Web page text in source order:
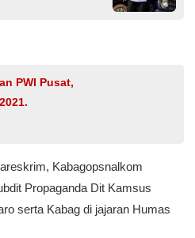
PWI Pusat,
Kabagopsnalkom
Propaganda Dit Kamsus
serta Kabag di jajaran Humas